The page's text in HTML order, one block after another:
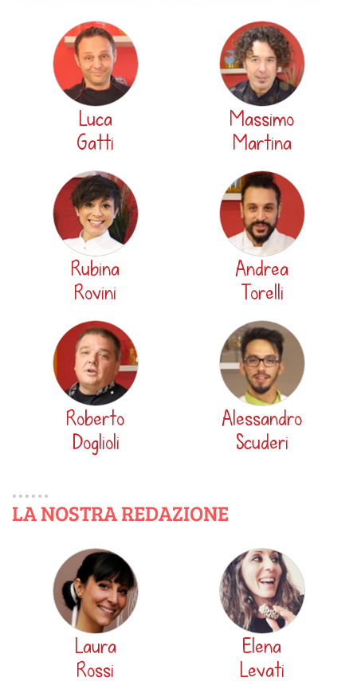
Luca
Gatti
Massimo
Martina
Rubina
Rovini
Andrea
Torelli
Roberto
Doglioli
Alessandro
Scuderi
LA NOSTRA REDAZIONE
Laura
Rossi
Elena
Levati